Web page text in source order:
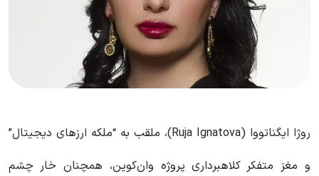
روژا ایگناتووا (Ruja Ignatova)، ملقب به “ملکه ارزهای دیجیتال”
و مغز متفکر کلاهبرداری پروژه وان‌کوین، همچنان خار چشم